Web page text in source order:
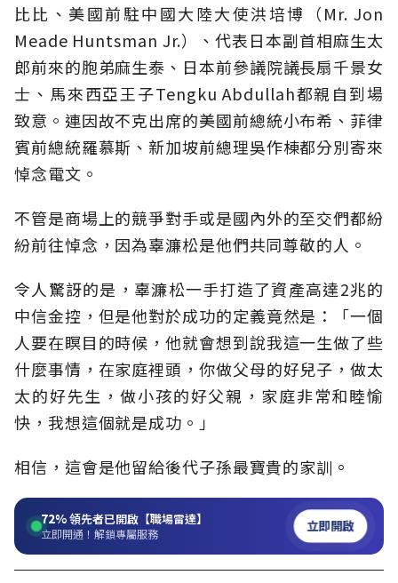
比比、美國前駐中國大陸大使洪培博（Mr. Jon
Meade Huntsman Jr.）、代表日本副首相麻生太
郎前來的胞弟麻生泰、日本前參議院議長扇千景女
士、馬來西亞王子Tengku Abdullah都親自到場
致意。連因故不克出席的美國前總統小布希、菲律
賓前總統羅慕斯、新加坡前總理吳作棟都分別寄來
悼念電文。
不管是商場上的競爭對手或是國內外的至交們都紛
紛前往悼念，因為辜濂松是他們共同尊敬的人。
令人驚訝的是，辜濂松一手打造了資產高達2兆的
中信金控，但是他對於成功的定義竟然是：「一個
人要在瞑目的時候，他就會想到說我這一生做了些
什麼事情，在家庭裡頭，你做父母的好兒子，做太
太的好先生，做小孩的好父親，家庭非常和睦愉
快，我想這個就是成功。」
相信，這會是他留給後代子孫最寶貴的家訓。
72%領先者已開啟【職場雷達】
立即開通！解鎖專屬服務 立即開啟